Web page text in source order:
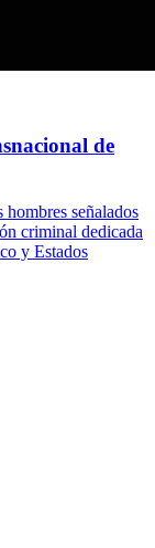
de
señalados
criminal dedicada
y Estados